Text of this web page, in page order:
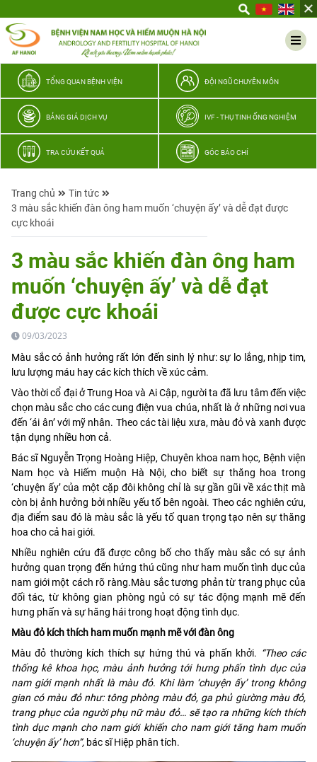
thương
TỔNG QUAN BỆNH VIỆN ĐỘI NGŨ CHUYÊN MÔN
BẢNG GIÁ DỊCH VỤ IVF - THỤ TINH ỐNG NGHIỆM
TRA CỨU KẾT QUẢ GÓC BÁO CHÍ
Trang chủ
Tin tức
3 màu sắc khiến đàn ông ham muốn ‘chuyện ấy’ và dễ đạt được
cực khoái
3 màu sắc khiến đàn ông ham
muốn ‘chuyện ấy’ và dễ đạt
được cực khoái
09/03/2023
Màu sắc có ảnh hưởng rất lớn đến sinh lý như: sự lo lắng, nhịp tim,
lưu lượng máu hay các kích thích về xúc cảm.
Vào thời cổ đại ở Trung Hoa và Ai Cập, người ta đã lưu tâm đến việc
chọn màu sắc cho các cung điện vua chúa, nhất là ở những nơi vua
đến ‘ái ân’ với mỹ nhân. Theo các tài liệu xưa, màu đỏ và xanh được
tận dụng nhiều hơn cả.
Bác sĩ Nguyễn Trọng Hoàng Hiệp, Chuyên khoa nam học, Bệnh viện
Nam học và Hiếm muộn Hà Nội, cho biết sự thăng hoa trong
‘chuyện ấy’ của một cặp đôi không chỉ là sự gần gũi về xác thịt mà
còn bị ảnh hưởng bởi nhiều yếu tố bên ngoài. Theo các nghiên cứu,
địa điểm sau đó là màu sắc là yếu tố quan trọng tạo nên sự thăng
hoa cho cả hai giới.
Nhiều nghiên cứu đã được công bố cho thấy màu sắc có sự ảnh
hưởng quan trọng đến hứng thú cũng như ham muốn tình dục của
nam giới một cách rõ ràng.Màu sắc tương phản từ trang phục của
đối tác, từ không gian phòng ngủ có sự tác động mạnh mẽ đến
hưng phấn và sự hăng hái trong hoạt động tình dục.
Màu đỏ kích thích ham muốn mạnh mẽ với đàn ông
Màu đỏ thường kích thích sự hứng thú và phấn khởi. “Theo các
thống kê khoa học, màu ảnh hưởng tới hưng phấn tình dục của
nam giới mạnh nhất là màu đỏ. Khi làm ‘chuyện ấy’ trong không
gian có màu đỏ như: tông phòng màu đỏ, ga phủ giường màu đỏ,
trang phục của người phụ nữ màu đỏ… sẽ tạo ra những kích thích
tình dục mạnh cho nam giới khiến cho nam giới tăng ham muốn
‘chuyện ấy’ hơn”, bác sĩ Hiệp phân tích.